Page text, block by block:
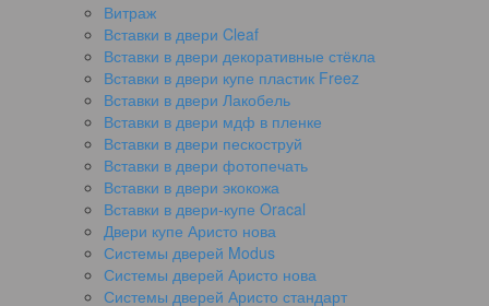
Витраж
Вставки в двери Cleaf
Вставки в двери декоративные стёкла
Вставки в двери купе пластик Freez
Вставки в двери Лакобель
Вставки в двери мдф в пленке
Вставки в двери пескоструй
Вставки в двери фотопечать
Вставки в двери экокожа
Вставки в двери-купе Oracal
Двери купе Аристо нова
Системы дверей Modus
Системы дверей Аристо нова
Системы дверей Аристо стандарт